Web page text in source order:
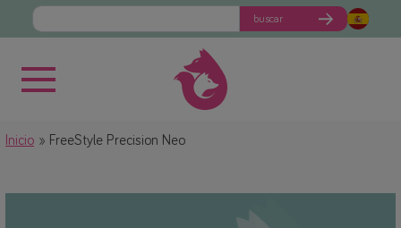
buscar
Inicio FreeStyle Precision Neo